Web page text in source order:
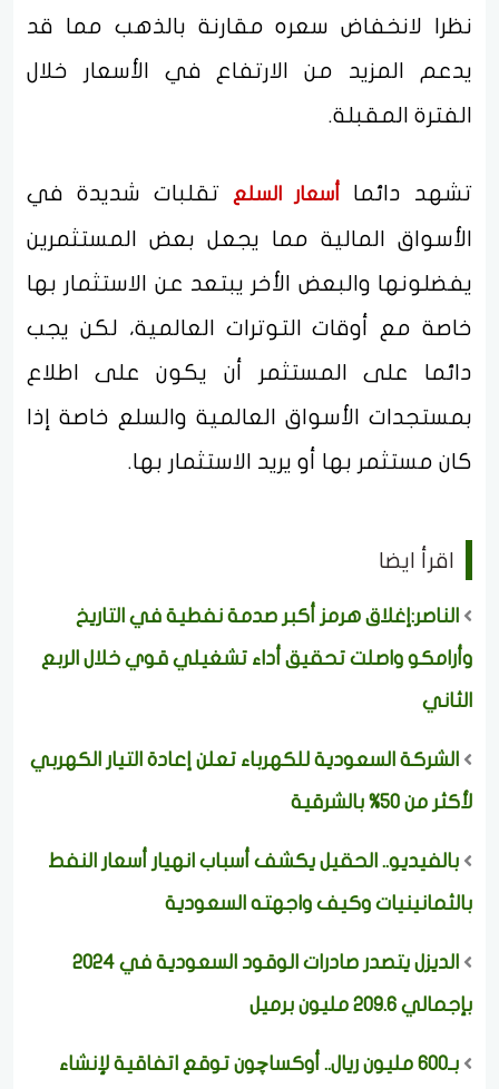
نظرا لانخفاض سعره مقارنة بالذهب مما قد
يدعم المزيد من الارتفاع في الأسعار خلال
الفترة المقبلة.
تشهد دائما أسعار السلع
تقلبات شديدة في
الأسواق المالية مما يجعل بعض المستثمرين
يفضلونها والبعض الأخر يبتعد عن الاستثمار بها
خاصة مع أوقات التوترات العالمية، لكن يجب
دائما على المستثمر أن يكون على اطلاع
بمستجدات الأسواق العالمية والسلع خاصة إذا
كان مستثمر بها أو يريد الاستثمار بها.
اقرأ ايضا
الناصر:إغلاق هرمز أكبر صدمة نفطية في التاريخ
وأرامكو واصلت تحقيق أداء تشغيلي قوي خلال الربع
الثاني
الشركة السعودية للكهرباء تعلن إعادة التيار الكهربي
لأكثر من 50% بالشرقية
بالفيديو.. الحقيل يكشف أسباب انهيار أسعار النفط
بالثمانينيات وكيف واجهته السعودية
الديزل يتصدر صادرات الوقود السعودية في 2024
بإجمالي 209.6 مليون برميل
بـ600 مليون ريال.. أوكساچون توقع اتفاقية لإنشاء